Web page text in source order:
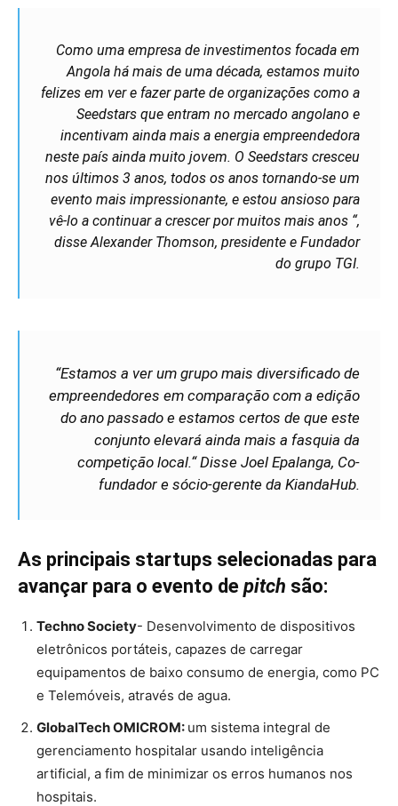
Como uma empresa de investimentos focada em
Angola há mais de uma década, estamos muito
felizes em ver e fazer parte de organizações como a
Seedstars que entram no mercado angolano e
incentivam ainda mais a energia empreendedora
neste país ainda muito jovem. O Seedstars cresceu
nos últimos 3 anos, todos os anos tornando-se um
evento mais impressionante, e estou ansioso para
vê-lo a continuar a crescer por muitos mais anos “,
disse Alexander Thomson, presidente e Fundador
do grupo TGI.
“Estamos a ver um grupo mais diversificado de
empreendedores em comparação com a edição
do ano passado e estamos certos de que este
conjunto elevará ainda mais a fasquia da
competição local.“ Disse Joel Epalanga, Co-
fundador e sócio-gerente da KiandaHub.​
As principais startups selecionadas para
avançar para o evento de pitch são:​
Techno Society-​ Desenvolvimento de dispositivos
eletrônicos portáteis, capazes de carregar
equipamentos de baixo consumo de energia, como PC
e Telemóveis, através de agua.
GlobalTech OMICROM: um sistema integral de
gerenciamento hospitalar usando inteligência
artificial, a fim de minimizar os erros humanos nos
hospitais.